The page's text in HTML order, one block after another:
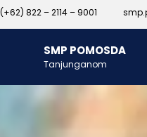
(+62) 822 – 2114 – 9001
SMP POMOSDA
Tanjunganom